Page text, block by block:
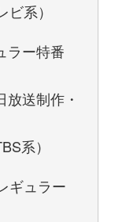
系）
ラー特番
放送制作・
系）
ギュラー